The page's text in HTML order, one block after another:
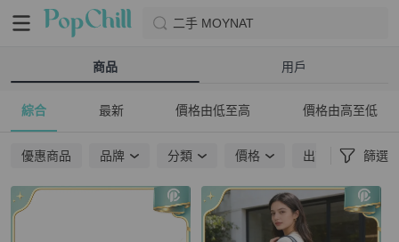
二手 MOYNAT
商品 用戶
綜合 最新 價格由低至高 價格由高至低
優惠商品 品牌 分類 價格 出貨地點 篩選